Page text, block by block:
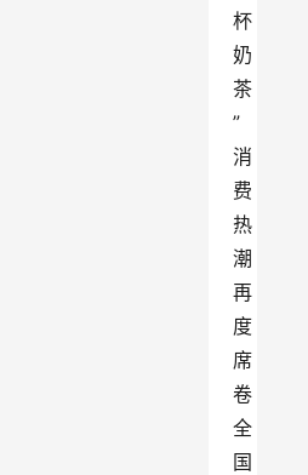
杯
奶
茶
”
消
费
热
潮
再
度
席
卷
全
国